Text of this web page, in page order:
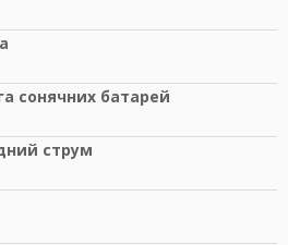
сонячних батарей
струм